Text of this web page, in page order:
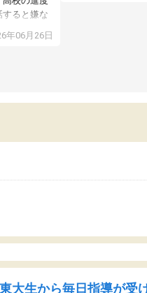
ると嫌な
てからは
ので、親と
年06月26日
大生から毎日指導が受